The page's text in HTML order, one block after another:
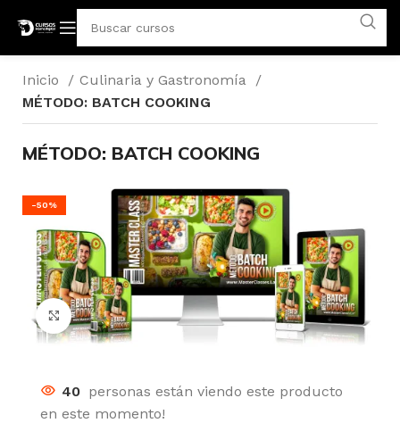
Inicio
Culinaria y Gastronomía
MÉTODO: BATCH COOKING
MÉTODO: BATCH COOKING
-50%
Click para agrandar
40 personas están viendo este producto
en este momento!